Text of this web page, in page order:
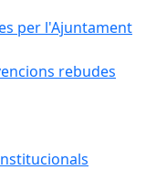
per l'Ajuntament
rebudes